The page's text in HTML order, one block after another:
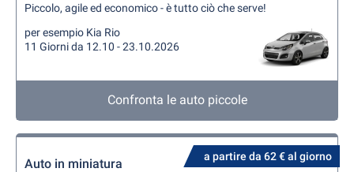
Piccolo, agile ed economico - è tutto ciò che serve!
per esempio Kia Rio
11 Giorni da 12.10 - 23.10.2026
Confronta le auto piccole
a partire da 62 € al giorno
Auto in miniatura